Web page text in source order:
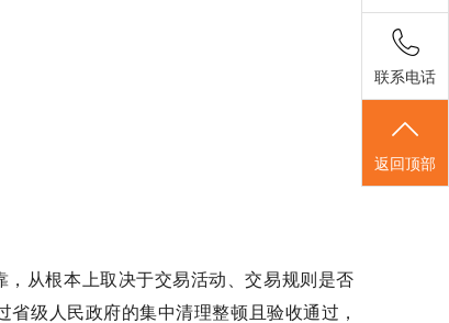
从根本上取决于交易活动、交易规则是否
级人民政府的集中清理整顿且验收通过，
联系电话
返回顶部